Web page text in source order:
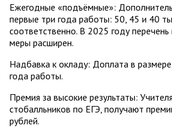
Ежегодные «подъёмные»:
первые три года работы: 50, 45 и 40
соответственно. В 2025 году
меры расширен.
Надбавка к окладу: Доплата в
года работы.
Премия за высокие результаты:
стобалльников по ЕГЭ, получают
рублей.